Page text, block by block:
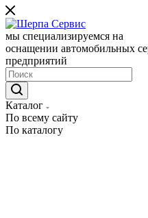
мы специализируемся на
оснащении автомобильных
предприятий
Каталог
По всему сайту
По каталогу